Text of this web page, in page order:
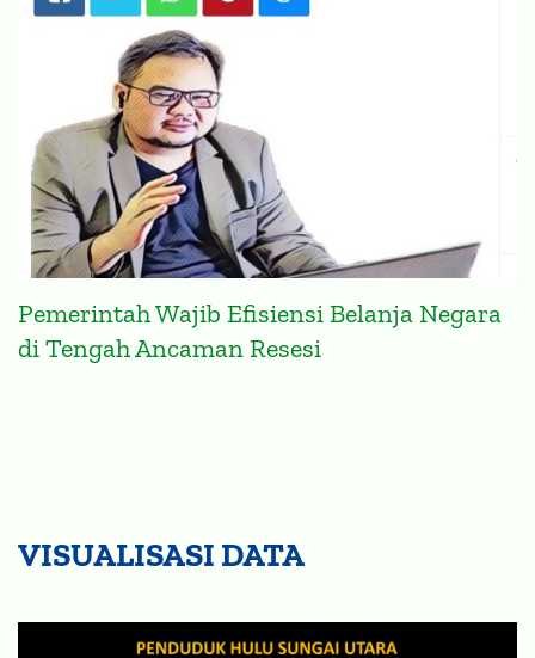
Pemerintah Wajib Efisiensi Belanja Negara
di Tengah Ancaman Resesi